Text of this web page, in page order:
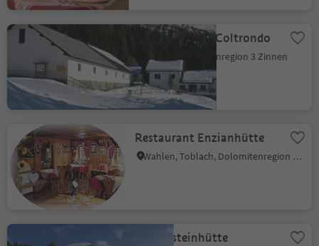
Almbauernhof Coltrondo
Sexten, Dolomitenregion 3 Zinnen
Restaurant Enzianhütte
Wahlen, Toblach, Dolomitenregion 3 Zinnen
Dürrensteinhütte